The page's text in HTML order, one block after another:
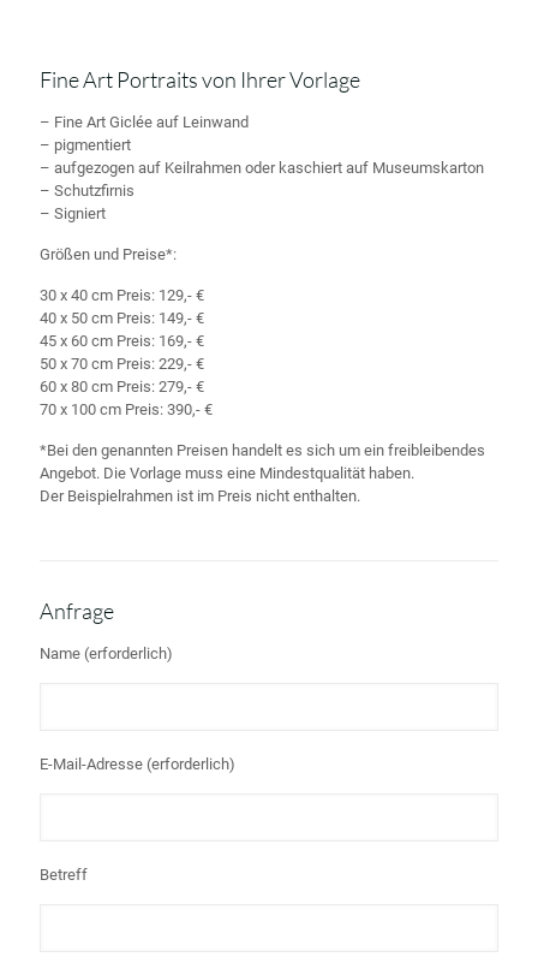
Fine Art Portraits von Ihrer Vorlage
– Fine Art Giclée auf Leinwand
– pigmentiert
– aufgezogen auf Keilrahmen oder kaschiert auf Museumskarton
– Schutzfirnis
– Signiert
Größen und Preise*:
30 x 40 cm Preis: 129,- €
40 x 50 cm Preis: 149,- €
45 x 60 cm Preis: 169,- €
50 x 70 cm Preis: 229,- €
60 x 80 cm Preis: 279,- €
70 x 100 cm Preis: 390,- €
*Bei den genannten Preisen handelt es sich um ein freibleibendes
Angebot. Die Vorlage muss eine Mindestqualität haben.
Der Beispielrahmen ist im Preis nicht enthalten.
Anfrage
Name (erforderlich)
E-Mail-Adresse (erforderlich)
Betreff